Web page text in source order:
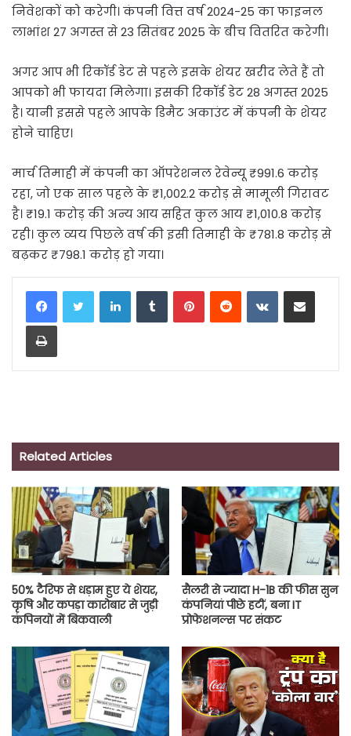
निवेशकों को करेगी। कंपनी वित्त वर्ष 2024-25 का फाइनल
लाभांश 27 अगस्त से 23 सितंबर 2025 के बीच वितरित करेगी।
अगर आप भी रिकॉर्ड डेट से पहले इसके शेयर खरीद लेते हैं तो
आपको भी फायदा मिलेगा। इसकी रिकॉर्ड डेट 28 अगस्त 2025
है। यानी इससे पहले आपके डिमैट अकाउंट में कंपनी के शेयर
होने चाहिए।
मार्च तिमाही में कंपनी का ऑपरेशनल रेवेन्यू ₹991.6 करोड़
रहा, जो एक साल पहले के ₹1,002.2 करोड़ से मामूली गिरावट
है। ₹19.1 करोड़ की अन्य आय सहित कुल आय ₹1,010.8 करोड़
रही। कुल व्यय पिछले वर्ष की इसी तिमाही के ₹781.8 करोड़ से
बढ़कर ₹798.1 करोड़ हो गया।
LinkedInTumblrPinterestReddit VKontakteShare via Email
Print
Related Articles
50% टैरिफ से धड़ाम हुए ये शेयर,
कृषि और कपड़ा कारोबार से जुड़ी
कंपिनयों में बिकवाली
सैलरी से ज्यादा H-1B की फीस सुन
कंपनियां पीछे हटीं, बना IT
प्रोफेशनल्स पर संकट